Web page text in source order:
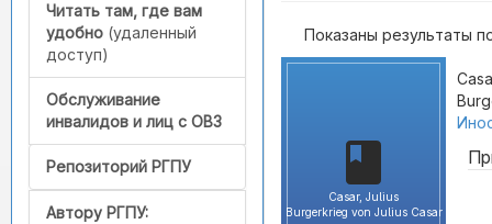
Читать там, где вам
удобно (удаленный
доступ)
Обслуживание
инвалидов и лиц с ОВЗ
Репозиторий РГПУ
Автору РГПУ:
Показаны результаты
Casar, Julius
Burgerkrieg von Julius Casar